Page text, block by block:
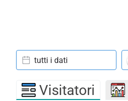
tutti i dati
Visitatori